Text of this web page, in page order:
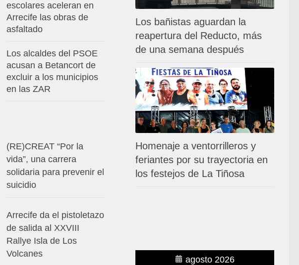
Los bañistas aguardan la
reapertura del Reducto, más
de una semana después
Homenaje a ventorrilleros y
feriantes por su trayectoria en
los festejos de La Tiñosa
agosto 2026
escolares aceleran en
Arrecife las obras de
asfaltado
Los alcaldes del PSOE
acusan a Betancort de
excluir a los municipios
en las ZAR
(RE)CREAT “Por la
vida”, una carrera
solidaria para prevenir el
suicidio
Arrecife da el pistoletazo
de salida al XXVIII
Rallye Isla de Los
Volcanes